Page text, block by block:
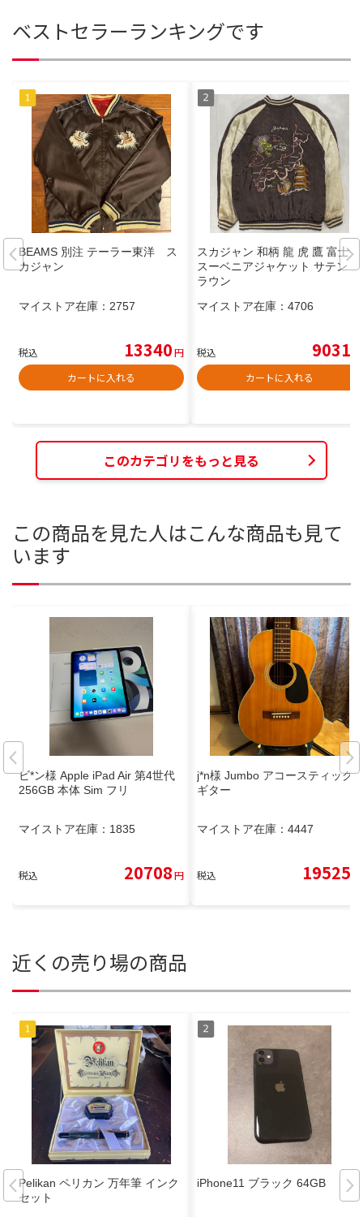
ベストセラーランキングです
BEAMS 別注 テーラー東洋 ス
カジャン
マイストア在庫： 2757
税込 13340円
カートに入れる
スカジャン 和柄 龍 虎 鷹 富士山
スーベニアジャケット サテン ブ
ラウン
マイストア在庫： 4706
税込 9031
カートに入れる
このカテゴリをもっと見る
この商品を見た人はこんな商品も見て
います
ビ*ン様 Apple iPad Air 第4世代
256GB 本体 Sim フリ
マイストア在庫： 1835
税込 20708円
j*n様 Jumbo アコースティック
ギター
マイストア在庫： 4447
税込 19525
近くの売り場の商品
Pelikan ペリカン 万年筆 インク
セット
iPhone11 ブラック 64GB